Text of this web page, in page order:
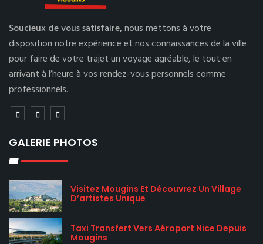
Soucieux de vous satisfaire,nous mettons à votre
disposition notre expérience et nos connaissances de la ville
pour faire de votre trajet un voyage agréable, le tout en
arrivant à l’heure à vos rendez-vous personnels comme
professionnels.
GALERIE PHOTOS
Visitez Mougins Et Découvrez Un Village
D’artistes Unique
Taxi Transfert Vers Aéroport Nice Depuis
Mougins